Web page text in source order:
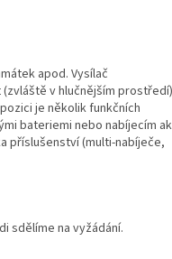
apod. Vysílač
v hlučnějším
je několik funkčních
bateriemi nebo nabíjecím
příslušenství (multi-nabíječe,
sdělíme na vyžádání.